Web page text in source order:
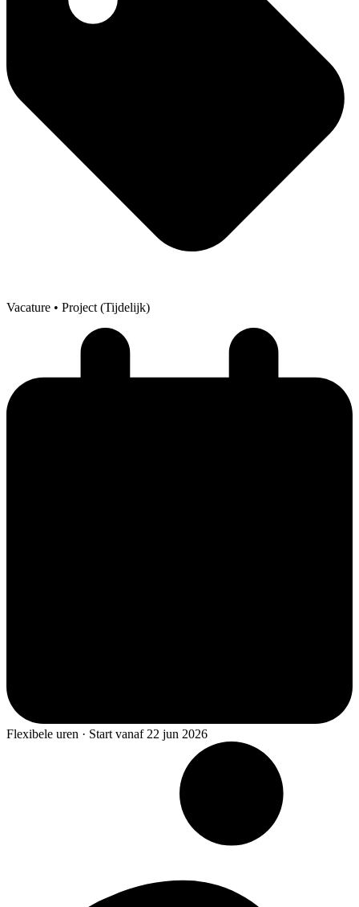
Vacature • Project (Tijdelijk)
Flexibele uren · Start vanaf 22 jun 2026